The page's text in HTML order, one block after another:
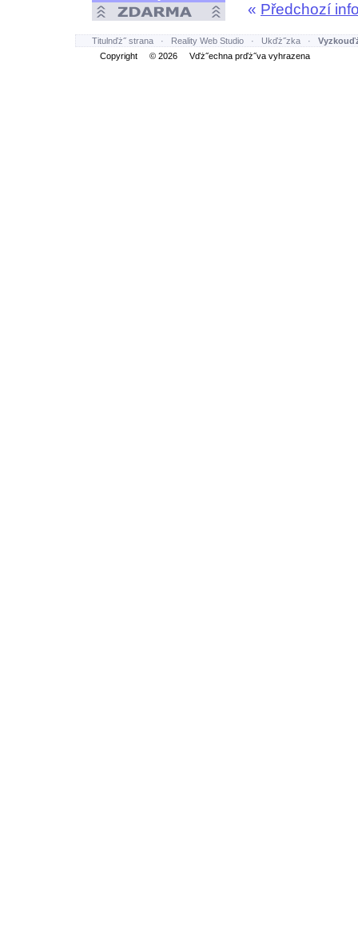
« Předchozí
Titulnďż˝ strana · Reality Web Studio · Ukďż˝zka ·
Copyright © 2026 Vďż˝echna prďż˝va vyhrazena